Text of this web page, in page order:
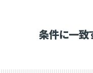
条件に一致